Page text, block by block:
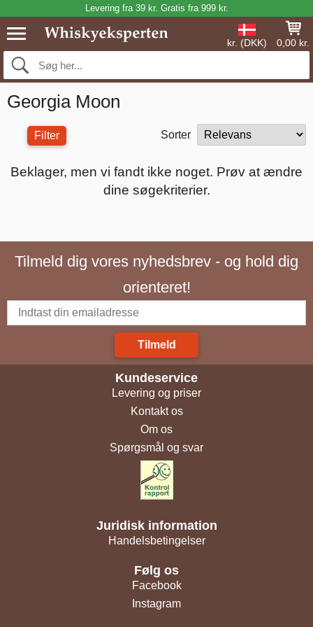
Levering fra 39 kr. Gratis fra 999 kr.
kr. (DKK) 0,00 kr.
Georgia Moon
Filter Sorter
Beklager, men vi fandt ikke noget. Prøv at ændre
dine søgekriterier.
Tilmeld dig vores nyhedsbrev - og hold dig
orienteret!
Tilmeld
Kundeservice
Levering og priser
Kontakt os
Om os
Spørgsmål og svar
Juridisk information
Handelsbetingelser
Følg os
Facebook
Instagram